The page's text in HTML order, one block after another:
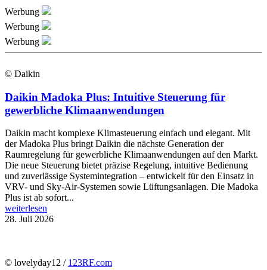
Werbung
Werbung
Werbung
© Daikin
Daikin Madoka Plus: Intuitive Steuerung für
gewerbliche Klimaanwendungen
Daikin macht komplexe Klimasteuerung einfach und elegant. Mit
der Madoka Plus bringt Daikin die nächste Generation der
Raumregelung für gewerbliche Klimaanwendungen auf den Markt.
Die neue Steuerung bietet präzise Regelung, intuitive Bedienung
und zuverlässige Systemintegration – entwickelt für den Einsatz in
VRV- und Sky-Air-Systemen sowie Lüftungsanlagen. Die Madoka
Plus ist ab sofort...
weiterlesen
28. Juli 2026
© lovelyday12 / 123RF.com